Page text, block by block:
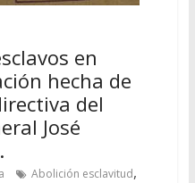
en
hecha de
del
José
Abolición esclavitud,